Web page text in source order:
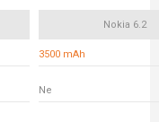
Nokia 6.2
3500 mAh
Ne